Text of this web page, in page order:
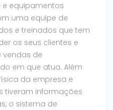
e equipamentos
uma equipe de
e treinados que tem
os seus clientes e
de
em que atua. Além
da empresa e
tiveram informações
o sistema de